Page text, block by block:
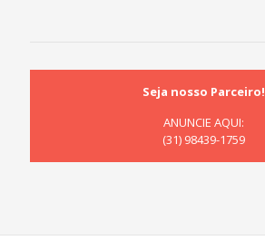
Seja nosso Parceiro!
ANUNCIE AQUI:
(31) 98439-1759